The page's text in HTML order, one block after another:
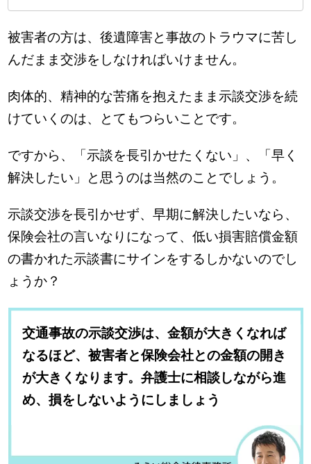
被害者の方は、後遺障害と事故のトラウマに苦し
んだまま交渉をしなければいけません。
肉体的、精神的な苦痛を抱えたまま示談交渉を続
けていくのは、とてもつらいことです。
ですから、「示談を長引かせたくない」、「早く
解決したい」と思うのは当然のことでしょう。
示談交渉を長引かせず、早期に解決したいなら、
保険会社の言いなりになって、低い損害賠償金額
の書かれた示談書にサインをするしかないのでし
ょうか？
交通事故の示談交渉は、金額が大きくなれば
なるほど、被害者と保険会社との金額の開き
が大きくなります。弁護士に相談しながら進
め、損をしないようにしましょう